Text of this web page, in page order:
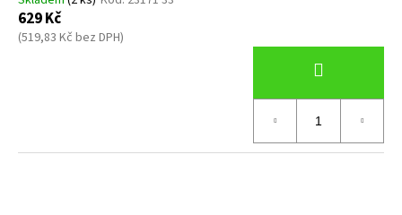
629 Kč
(519,83 Kč bez DPH)